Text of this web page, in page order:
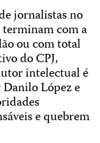
jornalistas no
com a
ou com total
do CPJ,
intelectual é
López e
​​e quebrem